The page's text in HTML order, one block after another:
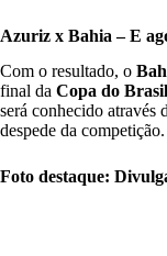
Azuriz x Bahia – E
Com o resultado, o
final da Copa do Brasil
será conhecido através
despede da competição.
Foto destaque: